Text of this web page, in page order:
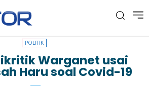
POLITIK
Warganet usai
Haru soal Covid-19